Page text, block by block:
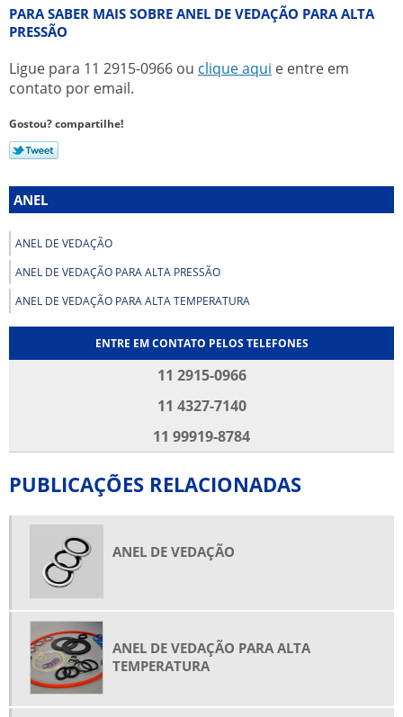
PARA SABER MAIS SOBRE ANEL DE VEDAÇÃO PARA ALTA
PRESSÃO
Ligue para 11 2915-0966 ou clique aqui e entre em
contato por email.
Gostou? compartilhe!
ANEL
ANEL DE VEDAÇÃO
ANEL DE VEDAÇÃO PARA ALTA PRESSÃO
ANEL DE VEDAÇÃO PARA ALTA TEMPERATURA
ENTRE EM CONTATO PELOS TELEFONES
11 2915-0966
11 4327-7140
11 99919-8784
PUBLICAÇÕES RELACIONADAS
ANEL DE VEDAÇÃO
ANEL DE VEDAÇÃO PARA ALTA
TEMPERATURA